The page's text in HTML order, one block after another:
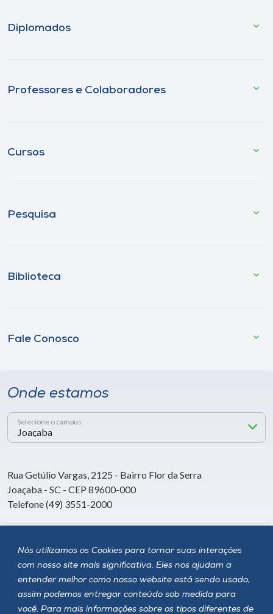
Nós utilizamos os Cookies para tornar suas interações
com nosso site mais significativa. Eles nos ajudam a
entender melhor como nosso website está sendo usado,
assim podemos entregar conteúdo sob medida para
você. Para mais informações sobre os tipos diferentes de
Diplomados
Professores e Colaboradores
Cursos
Pesquisa
Biblioteca
Fale Conosco
Onde estamos
Selecione o campus
Rua Getúlio Vargas, 2125 - Bairro Flor da Serra
Joaçaba - SC - CEP 89600-000
Telefone (49) 3551-2000
Siga a Unoesc